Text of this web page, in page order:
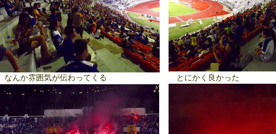
なんか雰囲気が伝わってくる とにかく良かった